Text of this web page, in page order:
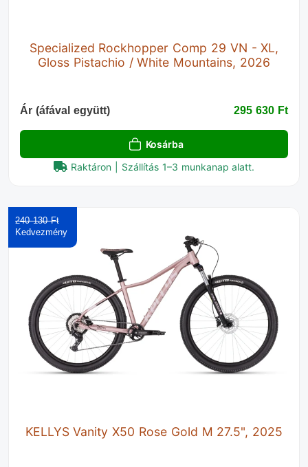
Specialized Rockhopper Comp 29 VN - XL,
Gloss Pistachio / White Mountains, 2026
Ár (áfával együtt) 295 630 Ft‎
Kosárba
Raktáron | Szállítás 1–3 munkanap alatt.
KELLYS Vanity X50 Rose Gold M 27.5", 2025
240 130 Ft‎